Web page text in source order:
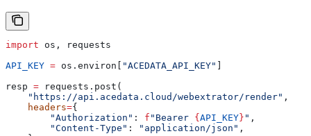
import os, requests
API_KEY = os.environ[ "ACEDATA_API_KEY" ]
resp = requests.post(
    "https://api.acedata.cloud/webextrator/render"
,
    headers
={
        "Authorization"
: f "Bearer {API_KEY} " ,
        "Content-Type"
: "application/json" ,